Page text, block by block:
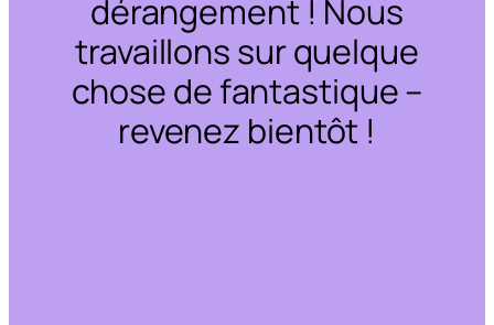
dérangement ! Nous
travaillons sur quelque
chose de fantastique –
revenez bientôt !